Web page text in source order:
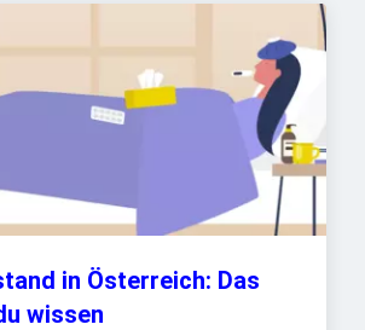
in Österreich: Das
wissen